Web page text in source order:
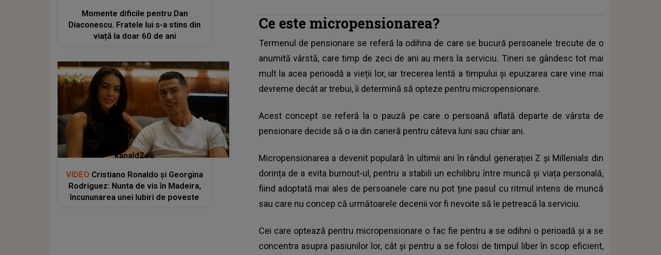
Ce este micropensionarea?
Termenul de pensionare se referă la odihna de care se bucură persoanele trecute de o
anumită vârstă, care timp de zeci de ani au mers la serviciu. Tineri se gândesc tot mai
mult la acea perioadă a vieții lor, iar trecerea lentă a timpului și epuizarea care vine mai
devreme decât ar trebui, îi determină să opteze pentru micropensionare.
Acest concept se referă la o pauză pe care o persoană aflată departe de vârsta de
pensionare decide să o ia din carieră pentru câteva luni sau chiar ani.
Micropensionarea a devenit populară în ultimii ani în rândul generației Z și Millenials din
dorința de a evita burnout-ul, pentru a stabili un echilibru între muncă și viața personală,
fiind adoptată mai ales de persoanele care nu pot ține pasul cu ritmul intens de muncă
sau care nu concep că următoarele decenii vor fi nevoite să le petreacă la serviciu.
Cei care optează pentru micropensionare o fac fie pentru a se odihni o perioadă și a se
concentra asupra pasiunilor lor, cât și pentru a se folosi de timpul liber în scop eficient,
Momente dificile pentru Dan
Diaconescu. Fratele lui s-a stins din
viață la doar 60 de ani
kanald2.ro
VIDEO Cristiano Ronaldo și Georgina
Rodriguez: Nunta de vis în Madeira,
încununarea unei Iubiri de poveste